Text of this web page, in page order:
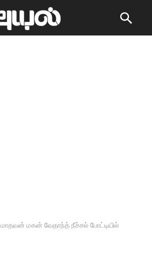
மாதவன் மகன் வேதாந்த் நீச்சல் போட்டியில்